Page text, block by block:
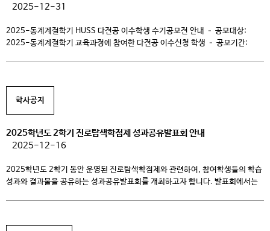
2025-12-31
2025-동계계절학기 HUSS 다전공 이수학생 수기공모전 안내 – 공모대상:
2025-동계계절학기 교육과정에 참여한 다전공 이수신청 학생 – 공모기간:
3) […]
학사공지
2025학년도 2학기 진로탐색학점제 성과공유발표회 안내
2025-12-16
2025학년도 2학기 동안 운영된 진로탐색학점제와 관련하여, 참여학생들의 학습
성과와 결과물을 공유하는 성과공유발표회를 개최하고자 합니다. 발표회에서는